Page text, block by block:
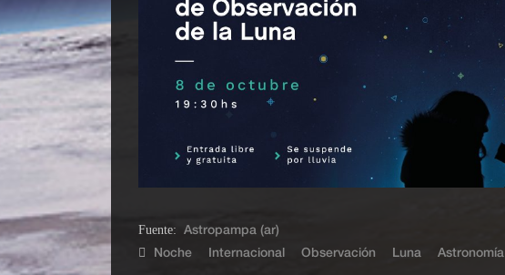
Fuente:
Astropampa (ar)
Noche
Internacional Observación Luna Astronomía